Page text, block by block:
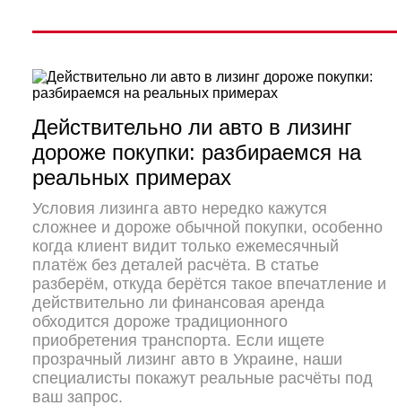
Действительно ли авто в лизинг
дороже покупки: разбираемся на
реальных примерах
Условия лизинга авто нередко кажутся
сложнее и дороже обычной покупки, особенно
когда клиент видит только ежемесячный
платёж без деталей расчёта. В статье
разберём, откуда берётся такое впечатление и
действительно ли финансовая аренда
обходится дороже традиционного
приобретения транспорта. Если ищете
прозрачный лизинг авто в Украине, наши
специалисты покажут реальные расчёты под
ваш запрос.